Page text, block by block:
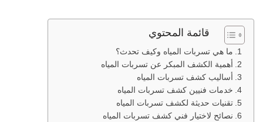
قائمة المحتوي
ما هي تسربات المياه وكيف تحدث؟
أهمية الكشف المبكر عن تسربات المياه
أساليب كشف تسربات المياه
خدمات فنيين كشف تسربات المياه
تقنيات حديثة لكشف تسربات المياه
نصائح لاختيار فني كشف تسربات المياه